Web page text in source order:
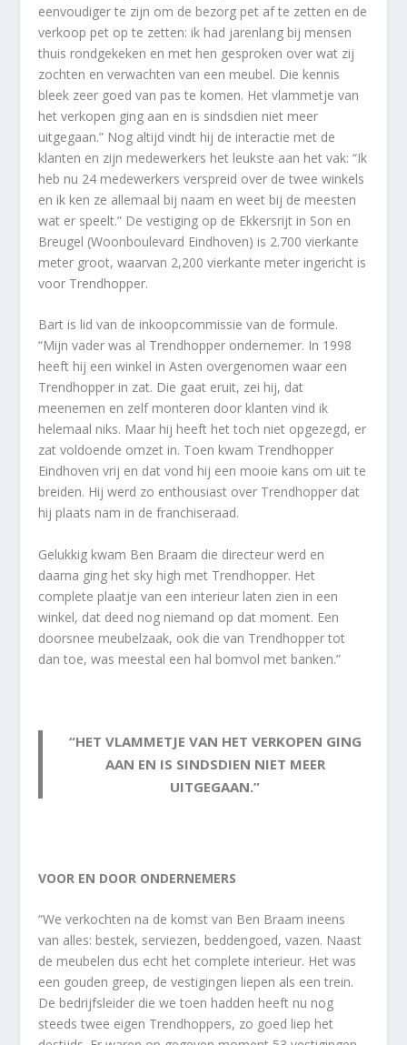
eenvoudiger te zijn om de bezorg pet af te zetten en de
verkoop pet op te zetten: ik had jarenlang bij mensen
thuis rondgekeken en met hen gesproken over wat zij
zochten en verwachten van een meubel. Die kennis
bleek zeer goed van pas te komen. Het vlammetje van
het verkopen ging aan en is sindsdien niet meer
uitgegaan.” Nog altijd vindt hij de interactie met de
klanten en zijn medewerkers het leukste aan het vak: “Ik
heb nu 24 medewerkers verspreid over de twee winkels
en ik ken ze allemaal bij naam en weet bij de meesten
wat er speelt.” De vestiging op de Ekkersrijt in Son en
Breugel (Woonboulevard Eindhoven) is 2.700 vierkante
meter groot, waarvan 2,200 vierkante meter ingericht is
voor Trendhopper.
Bart is lid van de inkoopcommissie van de formule.
“Mijn vader was al Trendhopper ondernemer. In 1998
heeft hij een winkel in Asten overgenomen waar een
Trendhopper in zat. Die gaat eruit, zei hij, dat
meenemen en zelf monteren door klanten vind ik
helemaal niks. Maar hij heeft het toch niet opgezegd, er
zat voldoende omzet in. Toen kwam Trendhopper
Eindhoven vrij en dat vond hij een mooie kans om uit te
breiden. Hij werd zo enthousiast over Trendhopper dat
hij plaats nam in de franchiseraad.
Gelukkig kwam Ben Braam die directeur werd en
daarna ging het sky high met Trendhopper. Het
complete plaatje van een interieur laten zien in een
winkel, dat deed nog niemand op dat moment. Een
doorsnee meubelzaak, ook die van Trendhopper tot
dan toe, was meestal een hal bomvol met banken.”
“HET VLAMMETJE VAN HET VERKOPEN GING
AAN EN IS SINDSDIEN NIET MEER
UITGEGAAN.”
VOOR EN DOOR ONDERNEMERS
“We verkochten na de komst van Ben Braam ineens
van alles: bestek, serviezen, beddengoed, vazen. Naast
de meubelen dus echt het complete interieur. Het was
een gouden greep, de vestigingen liepen als een trein.
De bedrijfsleider die we toen hadden heeft nu nog
steeds twee eigen Trendhoppers, zo goed liep het